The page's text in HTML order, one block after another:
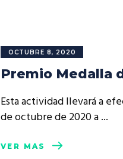
OCTUBRE 8, 2020
Premio Medalla
Esta actividad llevará a
de octubre de 2020 a
VER MÁS